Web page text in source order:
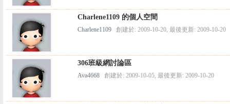
Charlene1109 的個人空間
Charlene1109 創建於: 2009-10-20, 最後更新: 2009-10-20
306班級網討論區
Ava4668 創建於: 2009-10-05, 最後更新: 2009-10-20